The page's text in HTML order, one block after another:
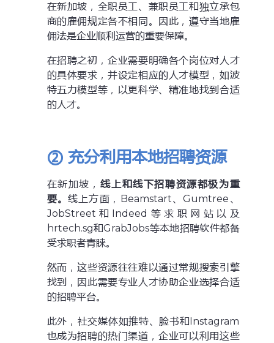
在新加坡，全职员工、兼职员工和独立承包
商的雇佣规定各不相同。因此，遵守当地雇
佣法是企业顺利运营的重要保障。
在招聘之初，企业需要明确各个岗位对人才
的具体要求，并设定相应的人才模型，如波
特五力模型等，以更科学、精准地找到合适
的人才。
② 充分利用本地招聘资源
在新加坡，线上和线下招聘资源都极为重
要。 线上方面，Beamstart、Gumtree、
JobStreet和Indeed等求职网站以及
hrtech.sg和GrabJobs等本地招聘软件都备
受求职者青睐。
然而，这些资源往往难以通过常规搜索引擎
找到，因此需要专业人才协助企业选择合适
的招聘平台。
此外，社交媒体如推特、脸书和Instagram
也成为招聘的热门渠道，企业可以利用这些